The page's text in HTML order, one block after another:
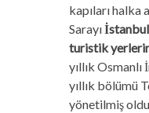
kapıları halka
Sarayı
turistik
yıllık
yıllık bölümü
yönetilmiş